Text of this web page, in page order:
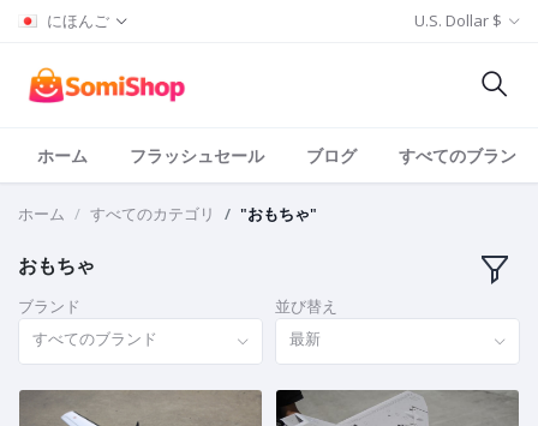
にほんご U.S. Dollar $
ホーム フラッシュセール ブログ すべてのブランド
ホーム すべてのカテゴリ "おもちゃ"
おもちゃ
ブランド
すべてのブランド
並び替え
最新